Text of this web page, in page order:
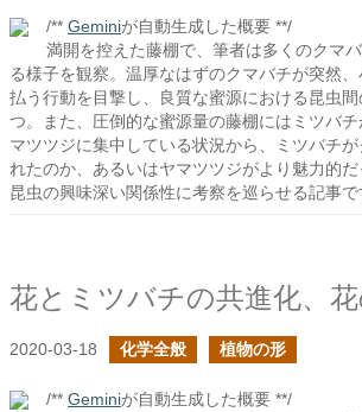
/** Geminiが自動生成した概要 **/
満開を控えた藤棚で、筆者は多くのクマ
る様子を観察。温厚なはずのクマバチが突然
払う行動を目撃し、良質な蜜源における昆虫
つ。また、圧倒的な蜜源量の藤棚にはミツバ
マツツジに集中している状況から、ミツバチ
れたのか、あるいはヤマツツジがより魅力的
昆虫の興味深い関係性に考察を巡らせる記事で
花とミツバチの共進化、
2020-03-18 化学全般 植物の形
/** Geminiが自動生成した概要 **/